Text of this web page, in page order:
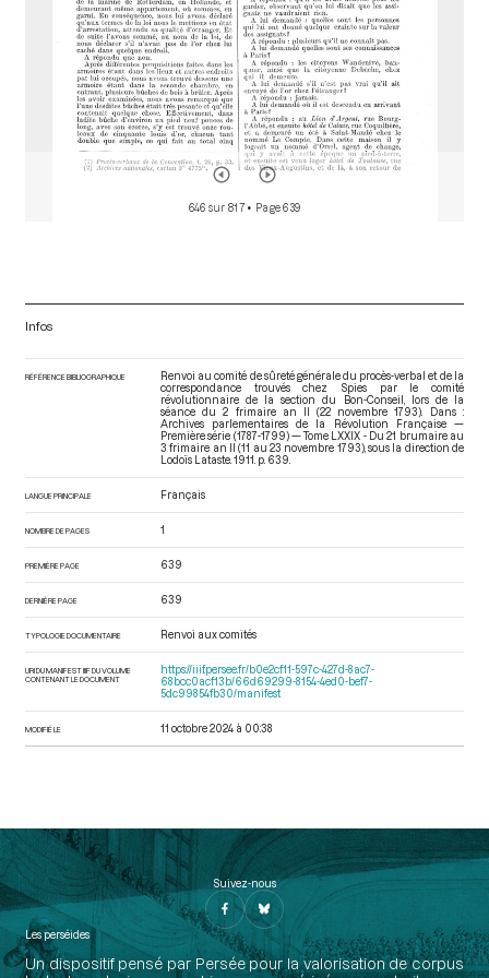
646 sur 817 • Page 639
Infos
RÉFÉRENCE BIBLIOGRAPHIQUE
Renvoi au comité de sûreté générale du procès-verbal et de la
correspondance trouvés chez Spies par le comité
révolutionnaire de la section du Bon-Conseil, lors de la
séance du 2 frimaire an II (22 novembre 1793). Dans :
Archives parlementaires de la Révolution Française —
Première série (1787-1799) — Tome LXXIX - Du 21 brumaire au
3 frimaire an II (11 au 23 novembre 1793), sous la direction de
Lodoïs Lataste. 1911. p. 639.
LANGUE PRINCIPALE Français
NOMBRE DE PAGES 1
PREMIÈRE PAGE 639
DERNIÈRE PAGE 639
TYPOLOGIE DOCUMENTAIRE Renvoi aux comités
URI DU MANIFEST IIIF DU VOLUME
CONTENANT LE DOCUMENT
https://iiif.persee.fr/b0e2cf11-597c-427d-8ac7-
68bcc0acf13b/66d69299-8154-4ed0-bef7-
5dc99854fb30/manifest
MODIFIÉ LE 11 octobre 2024 à 00:38
Suivez-nous
Les perséides
Un dispositif pensé par Persée pour la valorisation de corpus